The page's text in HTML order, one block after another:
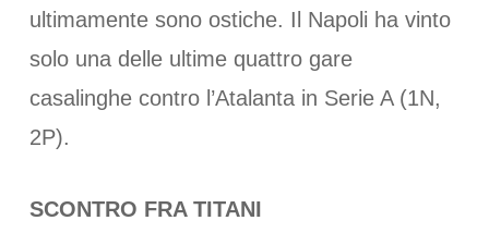
ultimamente sono ostiche. Il Napoli ha vinto
solo una delle ultime quattro gare
casalinghe contro l’Atalanta in Serie A (1N,
2P).
SCONTRO FRA TITANI